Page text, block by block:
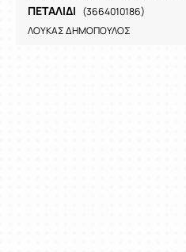
ΠΕΤΑΛΙΔΙ (3664010186)
ΛΟΥΚΑΣ ΔΗΜΟΠΟΥΛΟΣ